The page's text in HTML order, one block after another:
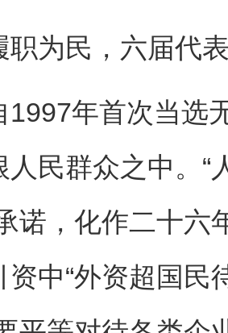
民，六届代表
年首次当选无
人民群众之中。
诺，化作二十
资中“外资超国民